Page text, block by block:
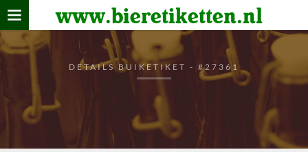
www.bieretiketten.nl
Home
verzamelen
De bierkaart
Bezoekers
DETAILS BUIKETIKET - #27361